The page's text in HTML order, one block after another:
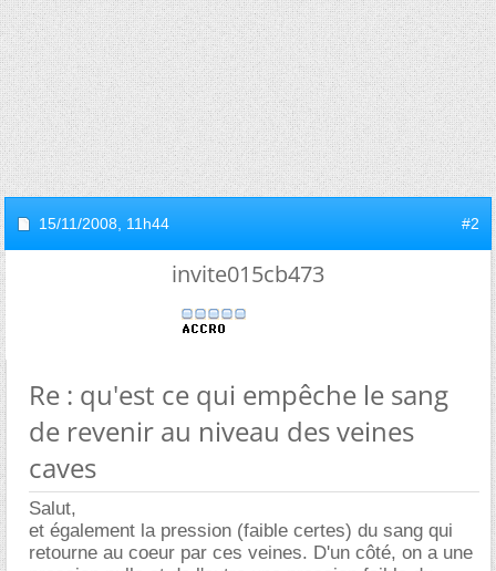
15/11/2008, 11h44 #2
invite015cb473
Re : qu'est ce qui empêche le sang
de revenir au niveau des veines
caves
Salut,
et également la pression (faible certes) du sang qui
retourne au coeur par ces veines. D'un côté, on a une